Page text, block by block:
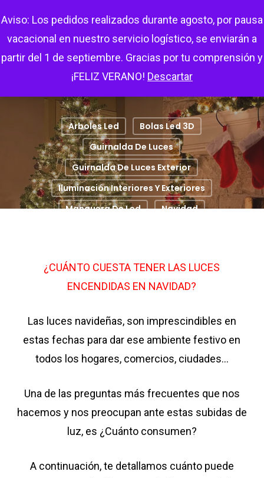
Aviso: Los pedidos realizados durante agosto, por pausa
vacacional en nuestro servicio logístico, se enviarán a
partir del 1 de septiembre. Gracias por tu comprensión y
¡FELIZ VERANO! Descartar
to
main
content
search account
Arboles Led
Bolas Led 3D
Guirnalda De Luces
Guirnalda De Luces Exterior
Iluminación Interiores Y Exteriores
Manguera De Led
Navidad
¿Cuánto Cuesta
Tener Las Luces
Encendidas En
Navidad?
¿CUÁNTO CUESTA TENER LAS LUCES
ENCENDIDAS EN NAVIDAD?
Las luces navideñas, son imprescindibles en
estas fechas para dar ese ambiente festivo en
todos los hogares, comercios, ciudades…
Una de las preguntas más frecuentes que nos
hacemos y nos preocupan ante estas subidas de
luz, es ¿Cuánto consumen?
A continuación, te detallamos cuánto puede